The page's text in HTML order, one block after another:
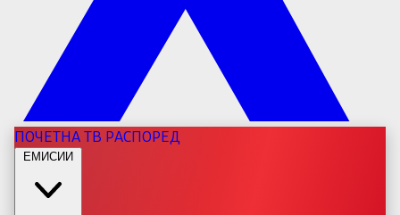
ПОЧЕТНАТВ РАСПОРЕД
ЕМИСИИ